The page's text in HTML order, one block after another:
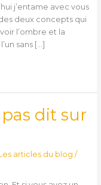
j’entame avec vous
deux concepts qui
l’ombre et la
sans […]
pas dit sur
articles du blog /